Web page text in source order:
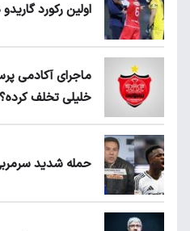
اولین رکورد
ماجرای آکادمی
خلیلی تخلف کرده؟
حمله شدید